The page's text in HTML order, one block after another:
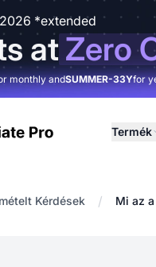
*extended
atZero
monthly andSUMMER-33Yfor
Termék
Kérdések / Mi az